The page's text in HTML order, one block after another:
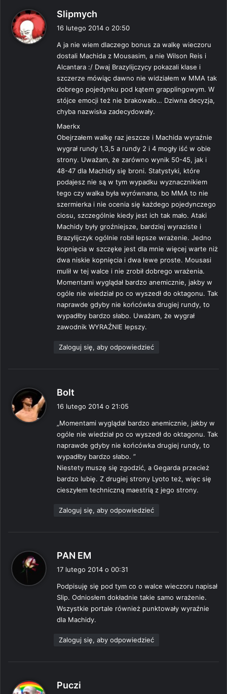
Slipmych
z
e
:
16 lutego 2014 o 20:50
A ja nie wiem dlaczego bonus za walkę wieczoru
dostali Machida z Mousasim, a nie Wilson Reis i
Alcantara :/ Dwaj Brazylijczycy pokazali klase i
szczerze mówiąc dawno nie widziałem w MMA tak
dobrego pojedynku pod kątem grapplingowym. W
stójce emocji też nie brakowało… Dziwna decyzja,
chyba nazwiska zadecydowały.
Maerkx
Obejrzałem walkę raz jeszcze i Machida wyraźnie
wygrał rundy 1,3,5 a rundy 2 i 4 mogły iść w obie
strony. Uważam, że zarówno wynik 50-45, jak i
48-47 dla Machidy się broni. Statystyki, które
podajesz nie są w tym wypadku wyznacznikiem
tego czy walka była wyrównana, bo MMA to nie
szermierka i nie ocenia się każdego pojedynczego
ciosu, szczególnie kiedy jest ich tak mało. Ataki
Machidy były groźniejsze, bardziej wyraziste i
Brazylijczyk ogólnie robił lepsze wrażenie. Jedno
kopnięcia w szczęke jest dla mnie więcej warte niż
dwa niskie kopnięcia i dwa lewe proste. Mousasi
mulił w tej walce i nie zrobił dobrego wrażenia.
Momentami wyglądał bardzo anemicznie, jakby w
ogóle nie wiedział po co wyszedł do oktagonu. Tak
naprawde gdyby nie końcówka drugiej rundy, to
wypadłby bardzo słabo. Uważam, że wygrał
zawodnik WYRAŹNIE lepszy.
Zaloguj się, aby odpowiedzieć
Bolt
z
e
:
16 lutego 2014 o 21:05
„Momentami wyglądał bardzo anemicznie, jakby w
ogóle nie wiedział po co wyszedł do oktagonu. Tak
naprawde gdyby nie końcówka drugiej rundy, to
wypadłby bardzo słabo. ”
Niestety muszę się zgodzić, a Gegarda przecież
bardzo lubię. Z drugiej strony Lyoto też, więc się
cieszyłem techniczną maestrią z jego strony.
Zaloguj się, aby odpowiedzieć
PAN EM
z
e
:
17 lutego 2014 o 00:31
Podpisuję się pod tym co o walce wieczoru napisał
Slip. Odniosłem dokładnie takie samo wrażenie.
Wszystkie portale również punktowały wyraźnie
dla Machidy.
Zaloguj się, aby odpowiedzieć
Puczi